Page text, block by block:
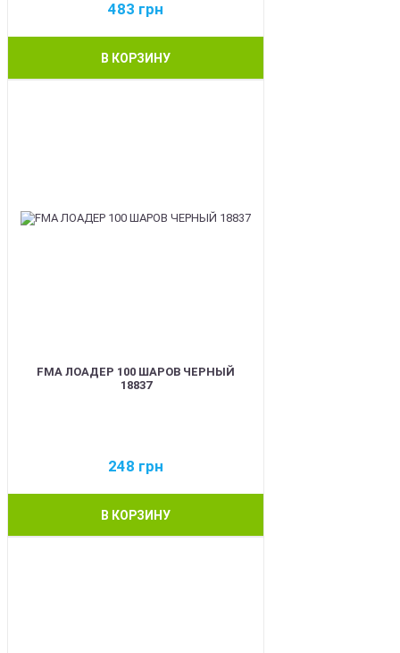
483 грн
В КОРЗИНУ
FMA ЛОАДЕР 100 ШАРОВ ЧЕРНЫЙ
18837
248 грн
В КОРЗИНУ